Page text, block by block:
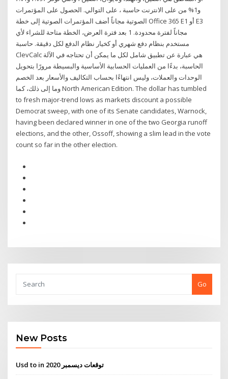
و1% من على الانترنت حاسبة ، على التوالي. الحصول على المؤتمرات
الصوتية مجاناً أضف المؤتمرات الصوتية إلى خطة Office 365 E1 أو E3
مجاناً لفترة محدودة. 1 بعد فترة العرض، الخطة متاحة للشراء لأي
مستخدم بنظام دفع شهري أو كخيار نظام الدفع لكل دقيقة. حاسبة
ClevCalc هي عبارة عن تطبيق شامل لكل ما يمكن أن تحتاجه في الآلة
الحاسبة، بدءًا من العمليات الحسابية الأساسية والبسيطة مرورًا بتحويل
الوحدات والعملات، وليس انتهاءًا بحساب التكاليف والأسعار بعد الخصم
وما إلى ذلك، كما North American Edition. The dollar has tumbled
to fresh major-trend lows as markets discount a possible
Democrat sweep, with one of its Senate candidates, Warnock,
having been declared winner in one of the two Georgia runoff
elections, and the other, Ossoff, showing a slim lead in the vote
count so far in the other election.
Go
New Posts
Usd to in توقعات ديسمبر 2020